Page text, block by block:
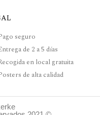
seguro
de 2 a 5 días
en local gratuita
de alta calidad